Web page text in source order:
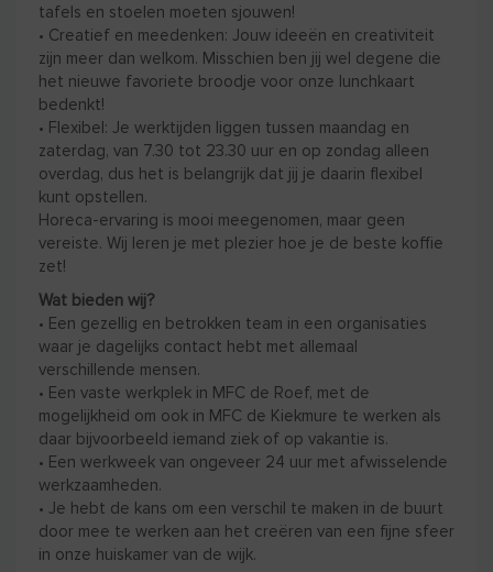
tafels en stoelen moeten sjouwen!
• Creatief en meedenken: Jouw ideeën en creativiteit
zijn meer dan welkom. Misschien ben jij wel degene die
het nieuwe favoriete broodje voor onze lunchkaart
bedenkt!
• Flexibel: Je werktijden liggen tussen maandag en
zaterdag, van 7.30 tot 23.30 uur en op zondag alleen
overdag, dus het is belangrijk dat jij je daarin flexibel
kunt opstellen.
Horeca-ervaring is mooi meegenomen, maar geen
vereiste. Wij leren je met plezier hoe je de beste koffie
zet!
Wat bieden wij?
• Een gezellig en betrokken team in een organisaties
waar je dagelijks contact hebt met allemaal
verschillende mensen.
• Een vaste werkplek in MFC de Roef, met de
mogelijkheid om ook in MFC de Kiekmure te werken als
daar bijvoorbeeld iemand ziek of op vakantie is.
• Een werkweek van ongeveer 24 uur met afwisselende
werkzaamheden.
• Je hebt de kans om een verschil te maken in de buurt
door mee te werken aan het creëren van een fijne sfeer
in onze huiskamer van de wijk.